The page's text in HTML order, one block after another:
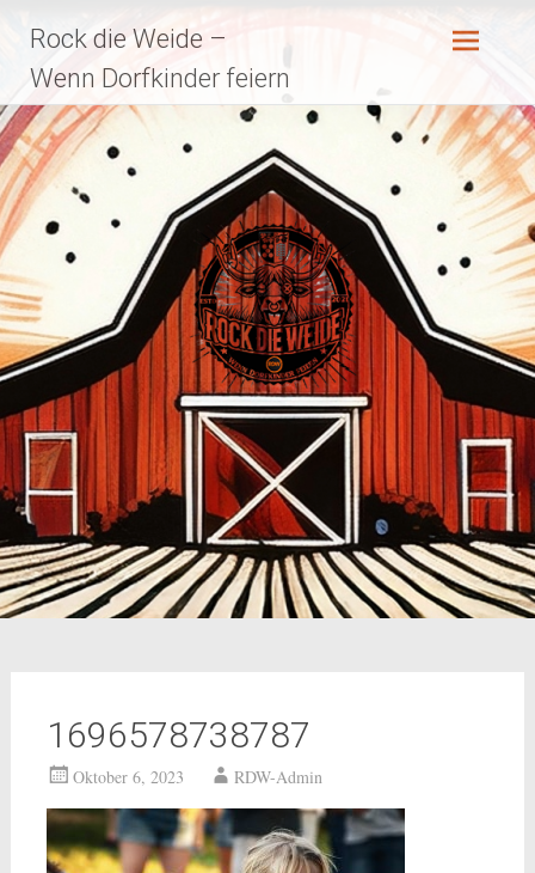
Inhalt
springen
Rock die Weide –
Wenn Dorfkinder feiern
1696578738787
Oktober 6, 2023 RDW-Admin